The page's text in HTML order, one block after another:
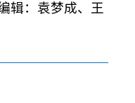
辑：袁梦成、王